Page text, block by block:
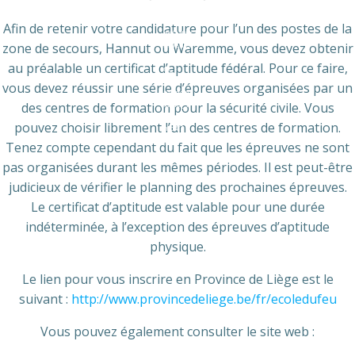
es/attac
hments/
m_-
at_dapt
itude_f
ederal.
mp4?
Afin de retenir votre candidature pour l’un des postes de la
zone de secours, Hannut ou Waremme, vous devez obtenir
au préalable un certificat d’aptitude fédéral. Pour ce faire,
vous devez réussir une série d’épreuves organisées par un
des centres de formation pour la sécurité civile. Vous
pouvez choisir librement l’un des centres de formation.
Tenez compte cependant du fait que les épreuves ne sont
pas organisées durant les mêmes périodes. Il est peut-être
judicieux de vérifier le planning des prochaines épreuves.
Le certificat d’aptitude est valable pour une durée
indéterminée, à l’exception des épreuves d’aptitude
physique.
Le lien pour vous inscrire en Province de Liège est le
suivant : http://www.provincedeliege.be/fr/ecoledufeu
Vous pouvez également consulter le site web :